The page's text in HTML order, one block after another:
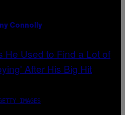
Connolly
IMAGES